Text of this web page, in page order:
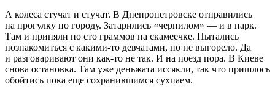
А колеса стучат и стучат. В Днепропетровске отправились
на прогулку по городу. Затарились «чернилом» — и в парк.
Там и приняли по сто граммов на скамеечке. Пытались
познакомиться с какими-то девчатами, но не выгорело. Да
и разговаривают они как-то не так. И на поезд пора. В Киеве
снова остановка. Там уже деньжата иссякли, так что пришлось
обойтись пока еще сохранившимся сухпаем.